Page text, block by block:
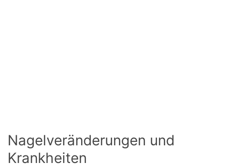
Nagelveränderungen und
Krankheiten